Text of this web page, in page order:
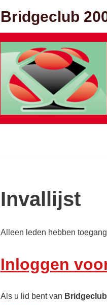
Bridgeclub
Invallijst
Alleen leden hebben
Inloggen
Als u lid bent van